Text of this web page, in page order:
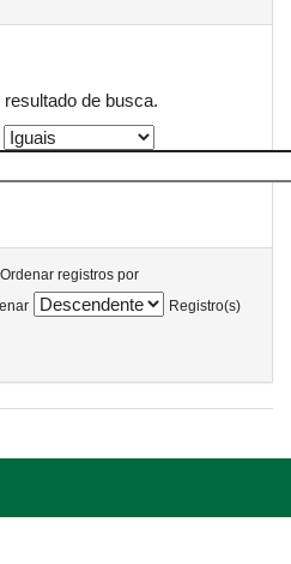
de busca.
Ordenar registros por
Registro(s)